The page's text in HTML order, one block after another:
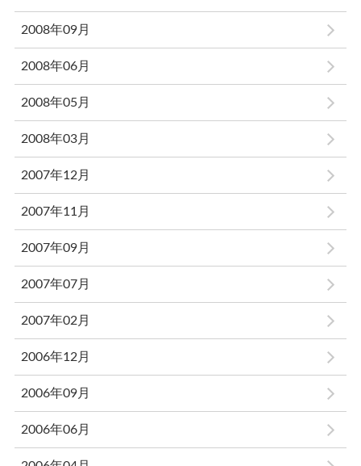
2008年09月
2008年06月
2008年05月
2008年03月
2007年12月
2007年11月
2007年09月
2007年07月
2007年02月
2006年12月
2006年09月
2006年06月